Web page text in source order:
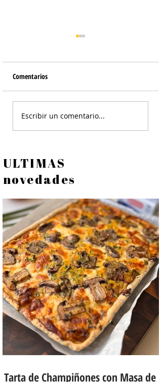
Budín de Limón y Arándanos
Comentarios
Escribir un comentario...
ULTIMAS
novedades
Tarta de Champiñones con Masa de